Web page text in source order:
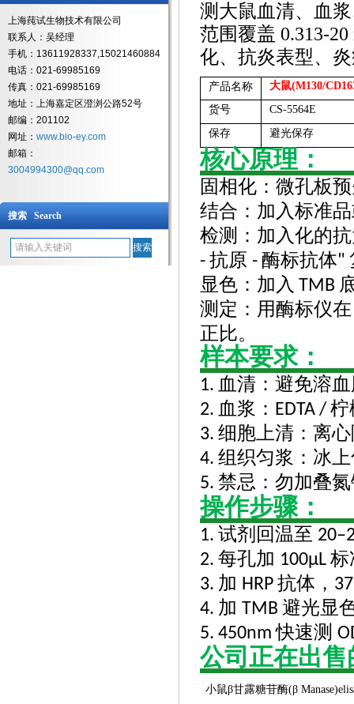
上海莼试生物技术有限公司
联系人：吴经理
手机：13611928337,15021460884
电话：021-69985169
传真：021-69985169
地址：上海嘉定区澄浏公路52号
邮编：201102
网址： www.bio-ey.com
邮箱：
3004994300@qq.com
搜索 Search
测大鼠血清、血
范围覆盖 0.313-
化、抗炎表型、
产品名称
大鼠(M130/
货号
CS-5564E
保存
避光保存
核心原理：
固相化：微孔板
结合：加入标准
检测：加入化的
- 抗原 - 酶标抗体"
显色：加入 TMB
测定：用酶标仪在
正比。
样本要求：
1. 血清：避免溶
2. 血浆： EDTA / 柠
3. 细胞上清：离
4. 组织匀浆：冰
5. 禁忌：勿加叠
操作步骤：
1. 试剂回温至
2. 每孔加 100μL
3. 加 HRP 抗体，
4. 加 TMB 避光显
5. 450nm快速测
公司正在出
小鼠β甘露糖苷酶(β